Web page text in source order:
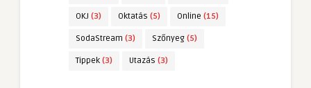
OKJ (3) Oktatás (5) Online (15)
SodaStream (3) Szőnyeg (5)
Tippek (3) Utazás (3)